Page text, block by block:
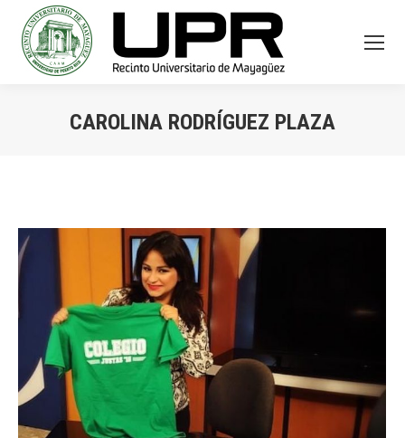
CAROLINA RODRÍGUEZ PLAZA